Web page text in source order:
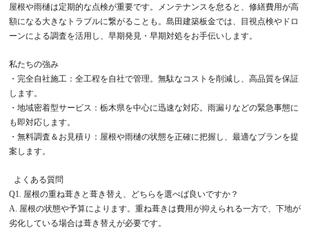
屋根や雨樋は定期的な点検が重要です。メンテナンスを怠ると、修繕費用が高
額になる大きなトラブルに繋がることも。島田建築板金では、目視点検やドロ
ーンによる調査を活用し、早期発見・早期対処をお手伝いします。
私たちの強み
・完全自社施工：全工程を自社で管理。無駄なコストを削減し、高品質を保証
します。
・地域密着型サービス：栃木県を中心に迅速な対応。雨漏りなどの緊急事態に
も即対応します。
・無料調査＆お見積り：屋根や雨樋の状態を正確に把握し、最適なプランを提
案します。
よくある質問
Q1. 屋根の重ね葺きと葺き替え、どちらを選べば良いですか？
A. 屋根の状態や予算によります。重ね葺きは費用が抑えられる一方で、下地が
劣化している場合は葺き替えが必要です。